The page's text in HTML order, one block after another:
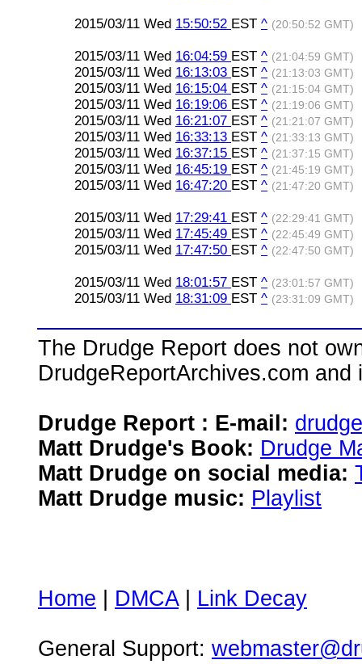
2015/03/11 Wed 15:50:52 EST ^ (20:50:52 GMT)
2015/03/11 Wed 16:04:59 EST ^ (21:04:59 GMT)
2015/03/11 Wed 16:13:03 EST ^ (21:13:03 GMT)
2015/03/11 Wed 16:15:04 EST ^ (21:15:04 GMT)
2015/03/11 Wed 16:19:06 EST ^ (21:19:06 GMT)
2015/03/11 Wed 16:21:07 EST ^ (21:21:07 GMT)
2015/03/11 Wed 16:33:13 EST ^ (21:33:13 GMT)
2015/03/11 Wed 16:37:15 EST ^ (21:37:15 GMT)
2015/03/11 Wed 16:45:19 EST ^ (21:45:19 GMT)
2015/03/11 Wed 16:47:20 EST ^ (21:47:20 GMT)
2015/03/11 Wed 17:29:41 EST ^ (22:29:41 GMT)
2015/03/11 Wed 17:45:49 EST ^ (22:45:49 GMT)
2015/03/11 Wed 17:47:50 EST ^ (22:47:50 GMT)
2015/03/11 Wed 18:01:57 EST ^ (23:01:57 GMT)
2015/03/11 Wed 18:31:09 EST ^ (23:31:09 GMT)
The Drudge Report does not
DrudgeReportArchives.com
Drudge Report : E-mail:
Matt Drudge's Book: Drudge
Matt Drudge on social media:
Matt Drudge music: Playlist
Home DMCA| Link Decay
General Support: